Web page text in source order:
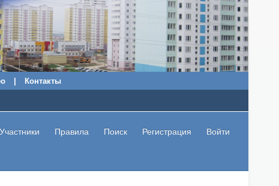
Контакты
Участники Правила Поиск Регистрация Войти